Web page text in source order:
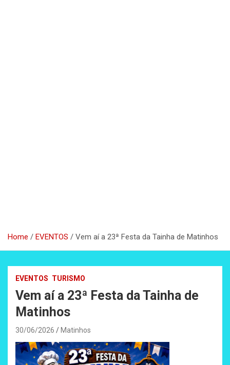
Home EVENTOS Vem aí a 23ª Festa da Tainha de Matinhos
EVENTOS TURISMO
Vem aí a 23ª Festa da Tainha de
Matinhos
30/06/2026 Matinhos